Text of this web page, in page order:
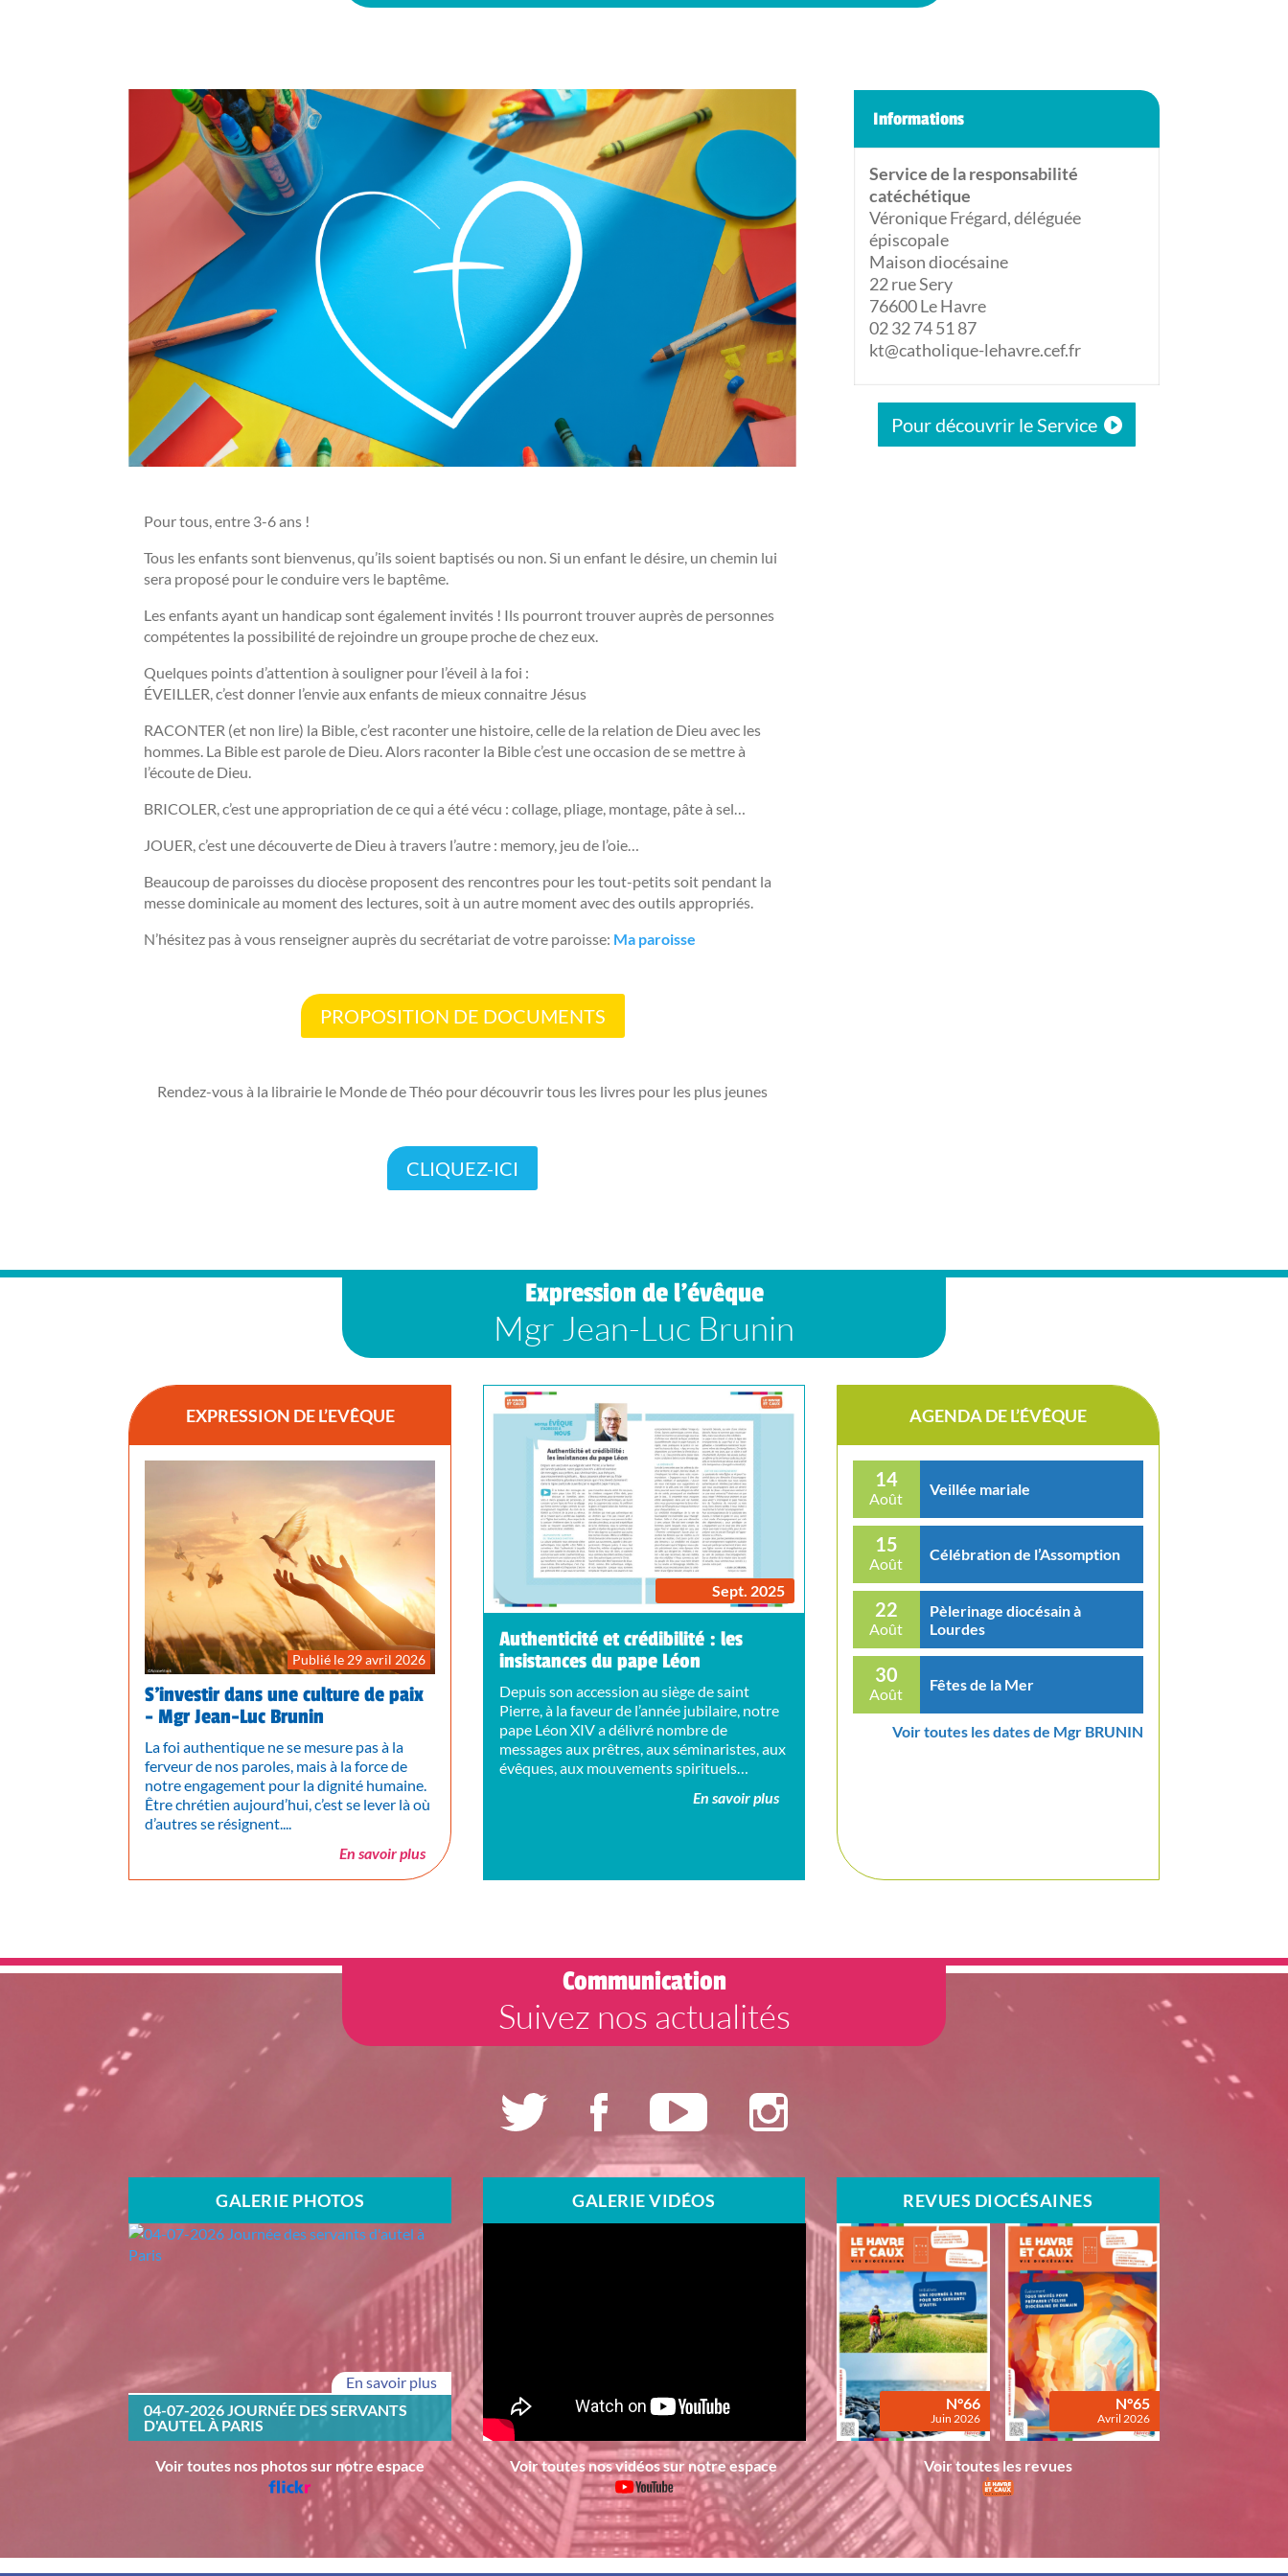
Pour tous, entre 3-6 ans !
Tous les enfants sont bienvenus, qu’ils soient baptisés ou non. Si un enfant le désire, un chemin lui
sera proposé pour le conduire vers le baptême.
Les enfants ayant un handicap sont également invités ! Ils pourront trouver auprès de personnes
compétentes la possibilité de rejoindre un groupe proche de chez eux.
Quelques points d’attention à souligner pour l’éveil à la foi :
ÉVEILLER, c’est donner l’envie aux enfants de mieux connaitre Jésus
RACONTER (et non lire) la Bible, c’est raconter une histoire, celle de la relation de Dieu avec les
hommes. La Bible est parole de Dieu. Alors raconter la Bible c’est une occasion de se mettre à
l’écoute de Dieu.
BRICOLER, c’est une appropriation de ce qui a été vécu : collage, pliage, montage, pâte à sel…
JOUER, c’est une découverte de Dieu à travers l’autre : memory, jeu de l’oie…
Beaucoup de paroisses du diocèse proposent des rencontres pour les tout-petits soit pendant la
messe dominicale au moment des lectures, soit à un autre moment avec des outils appropriés.
N’hésitez pas à vous renseigner auprès du secrétariat de votre paroisse: Ma paroisse
PROPOSITION DE DOCUMENTS
Rendez-vous à la librairie le Monde de Théo pour découvrir tous les livres pour les plus jeunes
CLIQUEZ-ICI
Informations
Service de la responsabilité
catéchétique
Véronique Frégard, déléguée
épiscopale
Maison diocésaine
22 rue Sery
76600 Le Havre
02 32 74 51 87
kt@catholique-lehavre.cef.fr
Pour découvrir le Service
Expression de l’évêque
Mgr Jean-Luc Brunin
EXPRESSION DE L’EVÊQUE
Publié le 29 avril 2026
S’investir dans une culture de paix
- Mgr Jean-Luc Brunin
La foi authentique ne se mesure pas à la
ferveur de nos paroles, mais à la force de
notre engagement pour la dignité humaine.
Être chrétien aujourd’hui, c’est se lever là où
d’autres se résignent....
En savoir plus
Sept. 2025
Authenticité et crédibilité : les
insistances du pape Léon
Depuis son accession au siège de saint
Pierre, à la faveur de l’année jubilaire, notre
pape Léon XIV a délivré nombre de
messages aux prêtres, aux séminaristes, aux
évêques, aux mouvements spirituels…
En savoir plus
AGENDA DE L’ÉVÊQUE
14
Août
Veillée mariale
15
Août
Célébration de l’Assomption
22
Août
Pèlerinage diocésain à
Lourdes
30
Août
Fêtes de la Mer
Voir toutes les dates de Mgr BRUNIN
Communication
Suivez nos actualités
GALERIE PHOTOS
04-07-2026 JOURNÉE DES SERVANTS
D'AUTEL À PARIS
En savoir plus
Voir toutes nos photos sur notre espace
GALERIE VIDÉOS
Voir toutes nos vidéos sur notre espace
REVUES DIOCÉSAINES
N°66
Juin 2026
N°65
Avril 2026
Voir toutes les revues